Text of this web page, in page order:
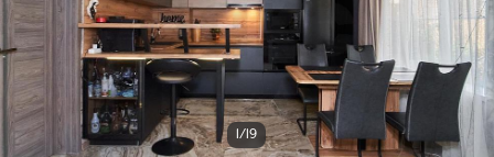
Недвижимость Услуги
1/19